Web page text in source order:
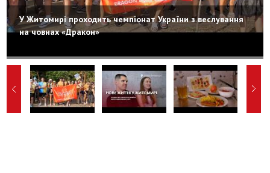
У Житомирі проходить чемпіонат України з веслування
на човнах «Дракон»